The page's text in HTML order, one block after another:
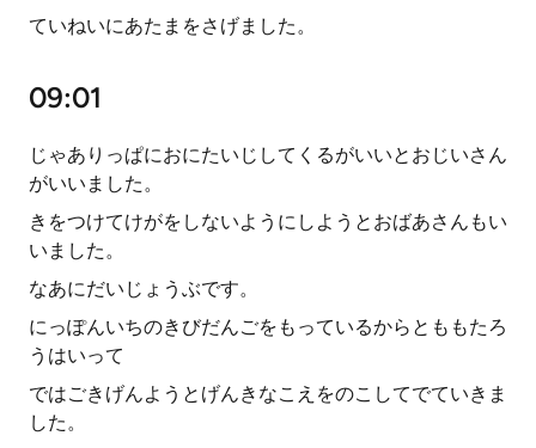
ていねいにあたまをさげました。
09:01
じゃありっぱにおにたいじしてくるがいいとおじいさん
がいいました。
きをつけてけがをしないようにしようとおばあさんもい
いました。
なあにだいじょうぶです。
にっぽんいちのきびだんごをもっているからとももたろ
うはいって
ではごきげんようとげんきなこえをのこしてでていきま
した。